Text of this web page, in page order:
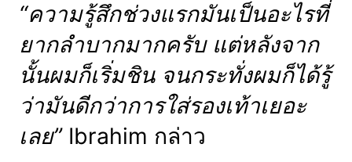
“ความรู้สึกช่วงแรกมันเป็นอะไรที่
ยากลำบากมากครับ แต่หลังจาก
นั้นผมก็เริ่มชิน จนกระทั่งผมก็ได้รู้
ว่ามันดีกว่าการใส่รองเท้าเยอะ
เลย”Ibrahim กล่าว